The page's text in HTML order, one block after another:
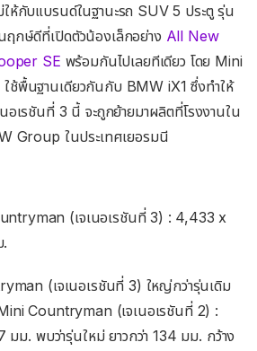
ห้กับแบรนด์ในฐานะรถ SUV 5 ประตู รุ่น
ฤกษ์ดีที่เปิดตัวน้องเล็กอย่าง All New
SE พร้อมกันไปเลยทีเดียว โดย Mini
พื้นฐานเดียวกันกับ BMW iX1 ซึ่งทำให้
เรชันที่ 3 นี้ จะถูกย้ายมาผลิตที่โรงงานใน
Group ในประเทศเยอรมนี
(เจเนอเรชันที่ 3) : 4,433 x
(เจเนอเรชันที่ 3) ใหญ่กว่ารุ่นเดิม
Countryman (เจเนอเรชันที่ 2) :
ม. พบว่ารุ่นใหม่ ยาวกว่า 134 มม. กว้าง